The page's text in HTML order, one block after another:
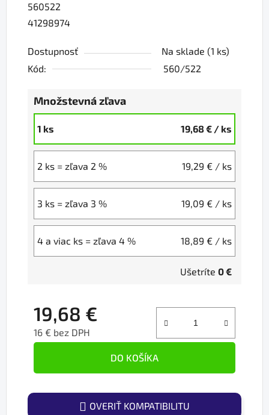
560522
41298974
Dostupnosť Na sklade (1 ks)
Kód:
560/522
Množstevná zľava
1 ks 19,68 € / ks
2 ks = zľava 2 % 19,29 € / ks
3 ks = zľava 3 % 19,09 € / ks
4 a viac ks = zľava 4 % 18,89 € / ks
Ušetríte 0 €
19,68 €
16 € bez DPH
DO KOŠÍKA
OVERIŤ KOMPATIBILITU